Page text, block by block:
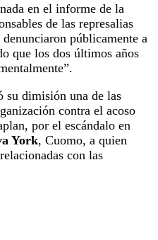
en el informe de la
de las represalias
públicamente a
que los dos últimos años
su dimisión una de las
contra el acoso
por el escándalo en
York, Cuomo, a quien
con las